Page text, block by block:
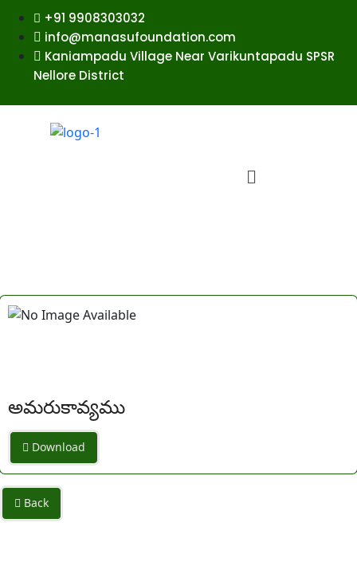
+91 9908303032
info@manasufoundation.com
Kaniampadu Village Near Varikuntapadu SPSR
Nellore District
అమరుకావ్యము
Download
Back